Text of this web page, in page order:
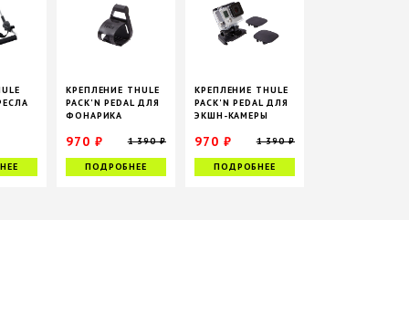
КРЕПЛЕНИЕ THULE
PACK'N PEDAL ДЛЯ
ФОНАРИКА
970 ₽ 1 390 ₽
ПОДРОБНЕЕ
КРЕПЛЕНИЕ THULE
PACK'N PEDAL ДЛЯ
ЭКШН-КАМЕРЫ
970 ₽ 1 390 ₽
ПОДРОБНЕЕ